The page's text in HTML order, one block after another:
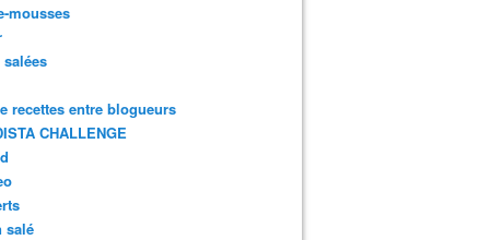
mousses
salées
recettes entre blogueurs
CHALLENGE
salé